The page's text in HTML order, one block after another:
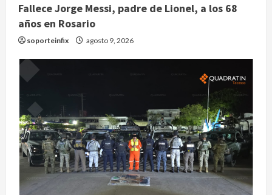
Fallece Jorge Messi, padre de Lionel, a los 68
años en Rosario
soporteinfix agosto 9, 2026